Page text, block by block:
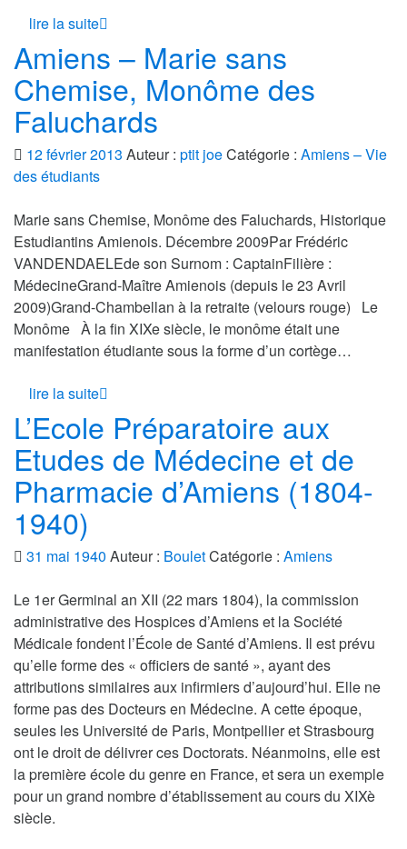
lire la suite
Amiens – Marie sans
Chemise, Monôme des
Faluchards
12 février 2013 Auteur : ptit joeCatégorie : Amiens – Vie
des étudiants
Marie sans Chemise, Monôme des Faluchards, Historique
Estudiantins Amienois. Décembre 2009Par Frédéric
VANDENDAELEde son Surnom : CaptainFilière :
MédecineGrand-Maître Amienois (depuis le 23 Avril
2009)Grand-Chambellan à la retraite (velours rouge) Le
Monôme À la fin XIXe siècle, le monôme était une
manifestation étudiante sous la forme d’un cortège…
lire la suite
L’Ecole Préparatoire aux
Etudes de Médecine et de
Pharmacie d’Amiens (1804-
1940)
31 mai 1940 Auteur : BouletCatégorie : Amiens
Le 1er Germinal an XII (22 mars 1804), la commission
administrative des Hospices d’Amiens et la Société
Médicale fondent l’École de Santé d’Amiens. Il est prévu
qu’elle forme des « officiers de santé », ayant des
attributions similaires aux infirmiers d’aujourd’hui. Elle ne
forme pas des Docteurs en Médecine. A cette époque,
seules les Université de Paris, Montpellier et Strasbourg
ont le droit de délivrer ces Doctorats. Néanmoins, elle est
la première école du genre en France, et sera un exemple
pour un grand nombre d’établissement au cours du XIXè
siècle.